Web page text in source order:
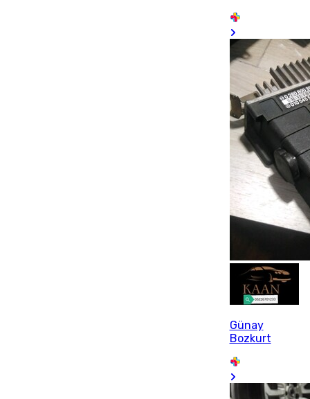
Günay
Bozkurt